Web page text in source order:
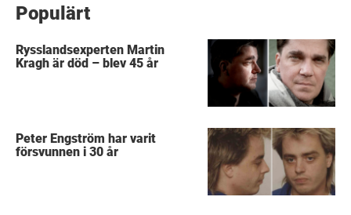
Populärt
Rysslandsexperten Martin
Kragh är död – blev 45 år
Peter Engström har varit
försvunnen i 30 år